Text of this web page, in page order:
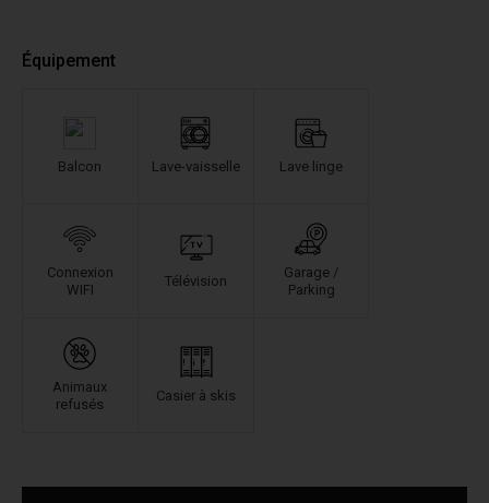
Équipement
Balcon Lave-vaisselle Lave linge
Connexion
WIFI
Télévision
Garage /
Parking
Animaux
refusés
Casier à skis